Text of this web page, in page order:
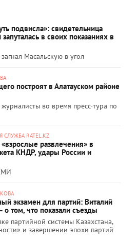
подвисла»: свидетельница
в своих показаниях в
Масальскую в угол
построят в Алатауском районе
во время пресс-тура по
RATEL.KZ
развлечения» в
КНДР, удары России и
экзамен для партий: Виталий
о том, что показали съезды
партийной системы Казахстана,
и завершении эпохи партий